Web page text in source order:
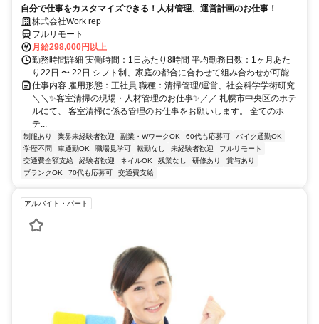
自分で仕事をカスタマイズできる！人材管理、運営計画のお仕事！
株式会社Work rep
フルリモート
月給298,000円以上
勤務時間詳細 実働時間：1日あたり8時間 平均勤務日数：1ヶ月あた
り22日 〜 22日 シフト制、家庭の都合に合わせて組み合わせが可能
仕事内容 雇用形態：正社員 職種：清掃管理/運営、社会科学学術研究
＼＼✨客室清掃の現場・人材管理のお仕事✨／／ 札幌市中央区のホテ
ルにて、 客室清掃に係る管理のお仕事をお願いします。 全てのホ
テ...
制服あり 業界未経験者歓迎 副業・WワークOK 60代も応募可
バイク通勤OK
学歴不問
車通勤OK 職場見学可 転勤なし 未経験者歓迎
フルリモート
交通費全額支給
経験者歓迎 ネイルOK 残業なし 研修あり
賞与あり
ブランクOK
70代も応募可 交通費支給
アルバイト・パート